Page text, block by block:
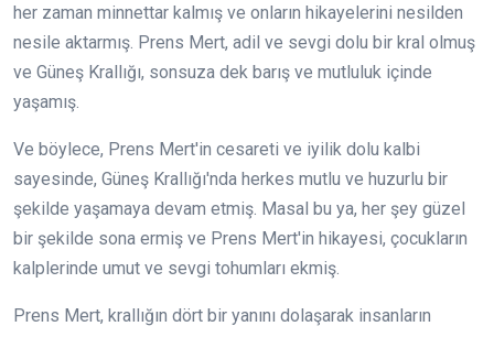
her zaman minnettar kalmış ve onların hikayelerini nesilden
nesile aktarmış. Prens Mert, adil ve sevgi dolu bir kral olmuş
ve Güneş Krallığı, sonsuza dek barış ve mutluluk içinde
yaşamış.
Ve böylece, Prens Mert'in cesareti ve iyilik dolu kalbi
sayesinde, Güneş Krallığı'nda herkes mutlu ve huzurlu bir
şekilde yaşamaya devam etmiş. Masal bu ya, her şey güzel
bir şekilde sona ermiş ve Prens Mert'in hikayesi, çocukların
kalplerinde umut ve sevgi tohumları ekmiş.
Prens Mert, krallığın dört bir yanını dolaşarak insanların